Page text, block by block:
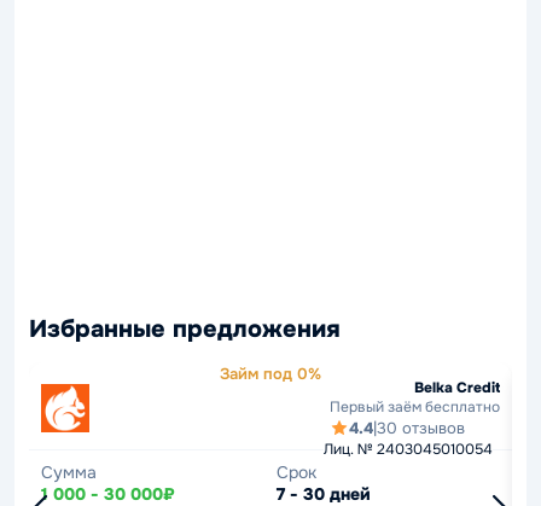
Избранные предложения
Займ под 0%
Belka Credit
Первый заём бесплатно
Лиц. № 2403045010054
4.4|30 отзывов
Сумма
1 000 - 30 000₽
Срок
7 - 30 дней